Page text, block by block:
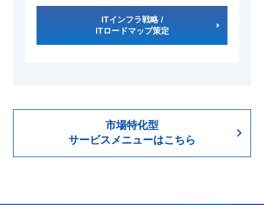
ITインフラ戦略 /
ITロードマップ策定
市場特化型
サービスメニューはこちら